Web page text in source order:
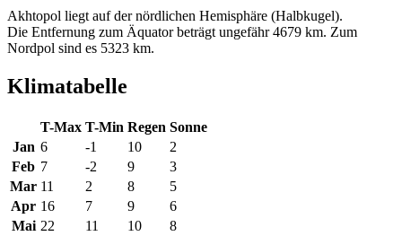
Akhtopol liegt auf der nördlichen Hemisphäre (Halbkugel).
Die Entfernung zum Äquator beträgt ungefähr 4679 km. Zum
Nordpol sind es 5323 km.
Klimatabelle
T-Max T-Min Regen Sonne
Jan 6 -1 10
2
Feb 7 -2 9
3
Mar 11 2 8
5
Apr 16 7 9
6
Mai 22 11 10
8